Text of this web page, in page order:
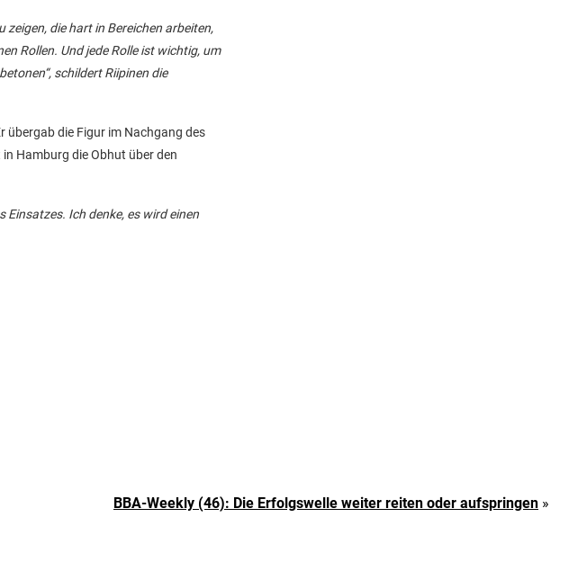
die hart in Bereichen arbeiten,
Rollen. Und jede Rolle ist wichtig, um
schildert Riipinen die
übergab die Figur im Nachgang des
Hamburg die Obhut über den
Einsatzes. Ich denke, es wird einen
BBA-Weekly (46): Die Erfolgswelle weiter reiten oder aufspringen »